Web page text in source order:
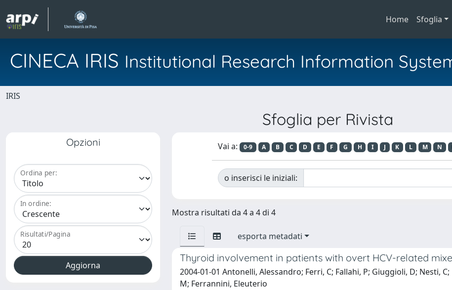
Home Sfoglia
CINECA IRIS Institutional Research Information
IRIS
Sfoglia per Rivista
Opzioni
Ordina per:
In ordine:
Risultati/Pagina
Vai a: 0-9 A B C D E F G H I J K L M N
o inserisci le iniziali:
Mostra risultati da 4 a 4 di 4
esporta metadati
Thyroid involvement in patients with overt HCV-related
2004-01-01 Antonelli, Alessandro; Ferri, C; Fallahi, P; Giuggioli, D; Nesti,
M; Ferrannini, Eleuterio